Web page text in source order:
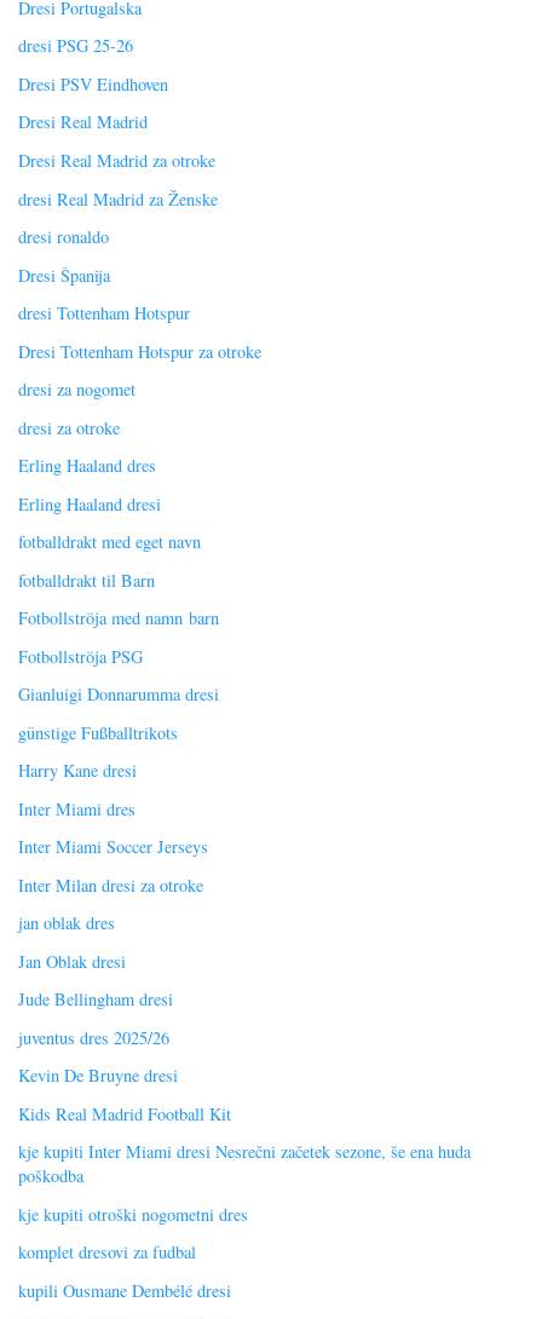
Dresi Portugalska
dresi PSG 25-26
Dresi PSV Eindhoven
Dresi Real Madrid
Dresi Real Madrid za otroke
dresi Real Madrid za Ženske
dresi ronaldo
Dresi Španija
dresi Tottenham Hotspur
Dresi Tottenham Hotspur za otroke
dresi za nogomet
dresi za otroke
Erling Haaland dres
Erling Haaland dresi
fotballdrakt med eget navn
fotballdrakt til Barn
Fotbollströja med namn barn
Fotbollströja PSG
Gianluigi Donnarumma dresi
günstige Fußballtrikots
Harry Kane dresi
Inter Miami dres
Inter Miami Soccer Jerseys
Inter Milan dresi za otroke
jan oblak dres
Jan Oblak dresi
Jude Bellingham dresi
juventus dres 2025/26
Kevin De Bruyne dresi
Kids Real Madrid Football Kit
kje kupiti Inter Miami dresi Nesrečni začetek sezone, še ena huda
poškodba
kje kupiti otroški nogometni dres
komplet dresovi za fudbal
kupili Ousmane Dembélé dresi